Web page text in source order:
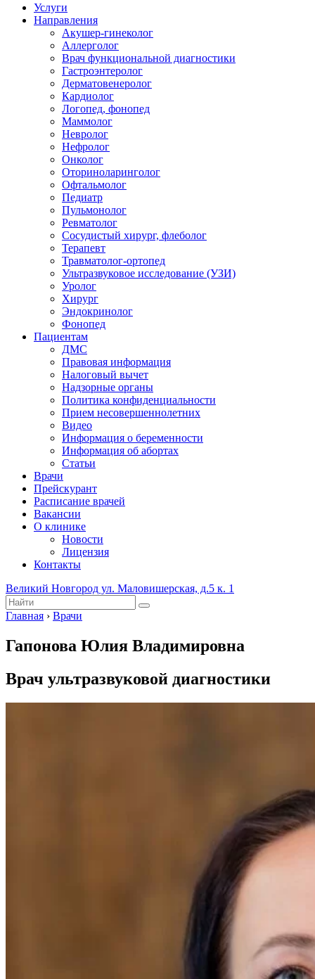
Услуги
Направления
Акушер-гинеколог
Аллерголог
Врач функциональной диагностики
Гастроэнтеролог
Дерматовенеролог
Кардиолог
Логопед, фонопед
Маммолог
Невролог
Нефролог
Онколог
Оториноларинголог
Офтальмолог
Педиатр
Пульмонолог
Ревматолог
Сосудистый хирург, флеболог
Терапевт
Травматолог-ортопед
Ультразвуковое исследование (УЗИ)
Уролог
Хирург
Эндокринолог
Фонопед
Пациентам
ДМС
Правовая информация
Налоговый вычет
Надзорные органы
Политика конфиденциальности
Прием несовершеннолетних
Видео
Информация о беременности
Информация об абортах
Статьи
Врачи
Прейскурант
Расписание врачей
Вакансии
О клинике
Новости
Лицензия
Контакты
Великий Новгород ул. Маловишерская, д.5 к. 1
Главная › Врачи
Гапонова Юлия Владимировна
Врач ультразвуковой диагностики